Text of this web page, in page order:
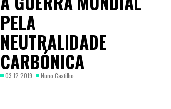
PELA
NEUTRALIDADE
CARBÓNICA
03.12.2019 Nuno Castilho